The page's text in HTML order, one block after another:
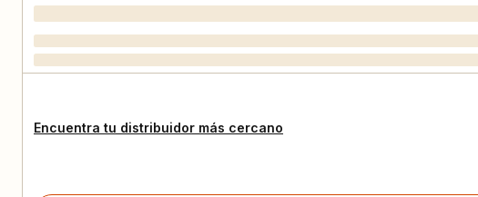
Encuentra tu distribuidor más cercano